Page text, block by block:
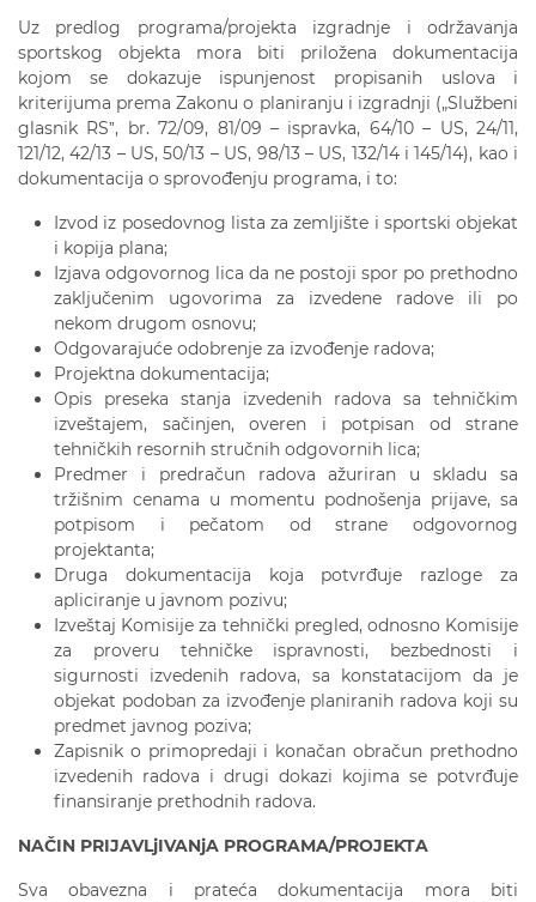
Uz predlog programa/projekta izgradnje i održavanja
sportskog objekta mora biti priložena dokumentacija
kojom se dokazuje ispunjenost propisanih uslova i
kriterijuma prema Zakonu o planiranju i izgradnji („Službeni
glasnik RSˮ, br. 72/09, 81/09 – ispravka, 64/10 – US, 24/11,
121/12, 42/13 – US, 50/13 – US, 98/13 – US, 132/14 i 145/14), kao i
dokumentacija o sprovođenju programa, i to:
Izvod iz posedovnog lista za zemljište i sportski objekat
i kopija plana;
Izjava odgovornog lica da ne postoji spor po prethodno
zaključenim ugovorima za izvedene radove ili po
nekom drugom osnovu;
Odgovarajuće odobrenje za izvođenje radova;
Projektna dokumentacija;
Opis preseka stanja izvedenih radova sa tehničkim
izveštajem, sačinjen, overen i potpisan od strane
tehničkih resornih stručnih odgovornih lica;
Predmer i predračun radova ažuriran u skladu sa
tržišnim cenama u momentu podnošenja prijave, sa
potpisom i pečatom od strane odgovornog
projektanta;
Druga dokumentacija koja potvrđuje razloge za
apliciranje u javnom pozivu;
Izveštaj Komisije za tehnički pregled, odnosno Komisije
za proveru tehničke ispravnosti, bezbednosti i
sigurnosti izvedenih radova, sa konstatacijom da je
objekat podoban za izvođenje planiranih radova koji su
predmet javnog poziva;
Zapisnik o primopredaji i konačan obračun prethodno
izvedenih radova i drugi dokazi kojima se potvrđuje
finansiranje prethodnih radova.
NAČIN PRIJAVLjIVANjA PROGRAMA/PROJEKTA
Sva obavezna i prateća dokumentacija mora biti